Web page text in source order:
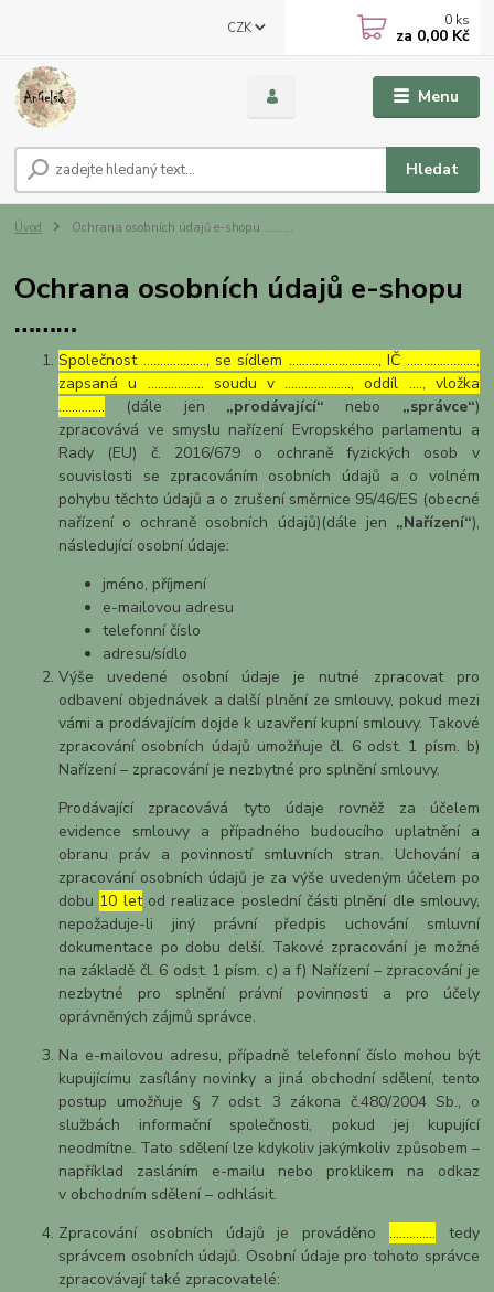
Menu
CZK
Hledat
0 ks
za 0,00 Kč
Úvod Ochrana osobních údajů e-shopu ………
Ochrana osobních údajů e-shopu
………
Společnost ………………., se sídlem ………………………, IČ …………………,
zapsaná u …………….. soudu v ……………….., oddíl …., vložka
………….. (dále jen „prodávající“ nebo „správce“)
zpracovává ve smyslu nařízení Evropského parlamentu a
Rady (EU) č. 2016/679 o ochraně fyzických osob v
souvislosti se zpracováním osobních údajů a o volném
pohybu těchto údajů a o zrušení směrnice 95/46/ES (obecné
nařízení o ochraně osobních údajů)(dále jen „Nařízení“),
následující osobní údaje:
jméno, příjmení
e-mailovou adresu
telefonní číslo
adresu/sídlo
Výše uvedené osobní údaje je nutné zpracovat pro
odbavení objednávek a další plnění ze smlouvy, pokud mezi
vámi a prodávajícím dojde k uzavření kupní smlouvy. Takové
zpracování osobních údajů umožňuje čl. 6 odst. 1 písm. b)
Nařízení – zpracování je nezbytné pro splnění smlouvy.
Prodávající zpracovává tyto údaje rovněž za účelem
evidence smlouvy a případného budoucího uplatnění a
obranu práv a povinností smluvních stran. Uchování a
zpracování osobních údajů je za výše uvedeným účelem po
dobu 10 letod realizace poslední části plnění dle smlouvy,
nepožaduje-li jiný právní předpis uchování smluvní
dokumentace po dobu delší. Takové zpracování je možné
na základě čl. 6 odst. 1 písm. c) a f) Nařízení – zpracování je
nezbytné pro splnění právní povinnosti a pro účely
oprávněných zájmů správce.
Na e-mailovou adresu, případně telefonní číslo mohou být
kupujícímu zasílány novinky a jiná obchodní sdělení, tento
postup umožňuje § 7 odst. 3 zákona č.480/2004 Sb., o
službách informační společnosti, pokud jej kupující
neodmítne. Tato sdělení lze kdykoliv jakýmkoliv způsobem –
například zasláním e-mailu nebo proklikem na odkaz
v obchodním sdělení – odhlásit.
Zpracování osobních údajů je prováděno………….. tedy
správcem osobních údajů. Osobní údaje pro tohoto správce
zpracovávají také zpracovatelé: